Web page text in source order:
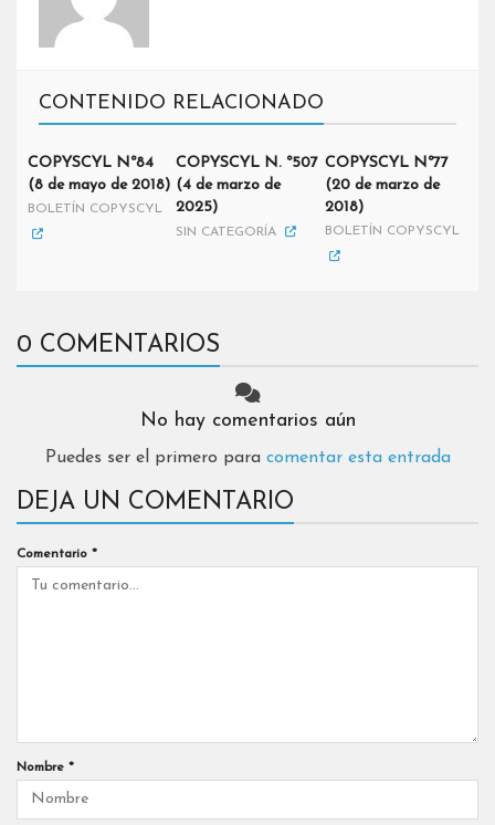
CONTENIDO RELACIONADO
COPYSCYL Nº84
(8 de mayo de 2018)
BOLETÍN COPYSCYL
COPYSCYL N. º507
(4 de marzo de
2025)
SIN CATEGORÍA
COPYSCYL Nº77
(20 de marzo de
2018)
BOLETÍN COPYSCYL
0 COMENTARIOS
No hay comentarios aún
Puedes ser el primero para comentar esta entrada
DEJA UN COMENTARIO
Comentario *
Nombre *